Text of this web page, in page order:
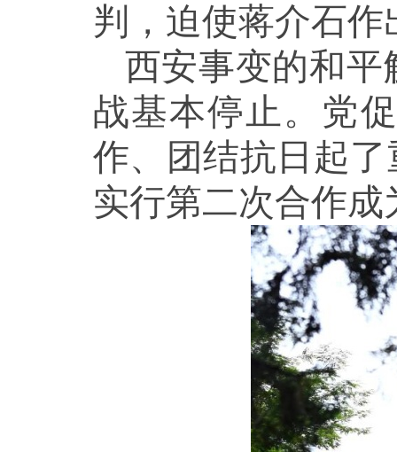
判，迫使蒋介石作
西安事变的和
战基本停止。党
作、团结抗日起
实行第二次合作